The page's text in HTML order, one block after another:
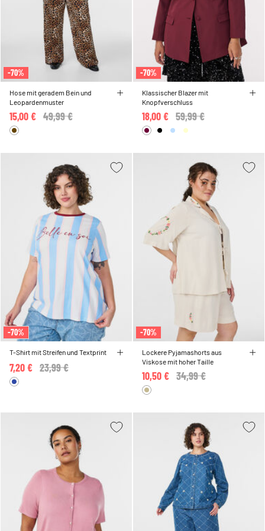
-70%
Hose mit geradem Bein und
Leopardenmuster
Price reduced from
49,99 €
15,00 €
-70%
Klassischer Blazer mit
Knopfverschluss
Price reduced from
59,99 €
18,00 €
-70%
T-Shirt mit Streifen und Textprint
Price reduced from
23,99 €
7,20 €
-70%
Lockere Pyjamashorts aus
Viskose mit hoher Taille
Price reduced from
34,99 €
10,50 €